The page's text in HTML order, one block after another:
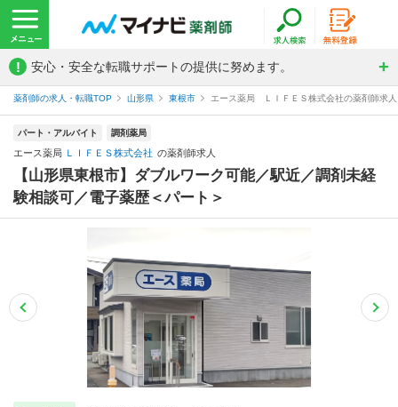
! 安心・安全な転職サポートの提供に努めます。
薬剤師の求人・転職TOP 山形県 東根市 エース薬局 ＬＩＦＥＳ株式会社の薬剤師求人
パート・アルバイト 調剤薬局
エース薬局 ＬＩＦＥＳ株式会社 の薬剤師求人
【山形県東根市】ダブルワーク可能／駅近／調剤未経
験相談可／電子薬歴＜パート＞